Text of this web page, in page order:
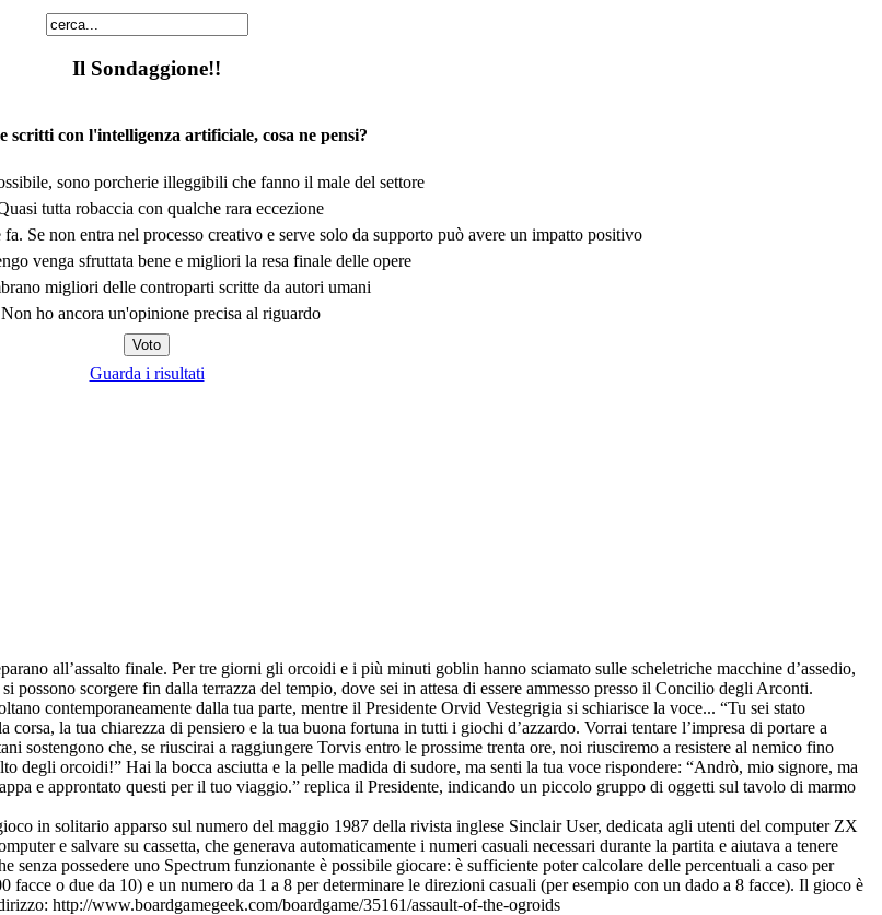
Il Sondaggione!!
scritti con l'intelligenza artificiale, cosa ne pensi?
sono porcherie illeggibili che fanno il male del settore
tutta robaccia con qualche rara eccezione
Se non entra nel processo creativo e serve solo da supporto può avere un impatto positivo
venga sfruttata bene e migliori la resa finale delle opere
migliori delle controparti scritte da autori umani
Non ho ancora un'opinione precisa al riguardo
Guarda i risultati
all’assalto finale. Per tre giorni gli orcoidi e i più minuti goblin hanno sciamato sulle scheletriche macchine d’assedio,
scorgere fin dalla terrazza del tempio, dove sei in attesa di essere ammesso presso il Concilio degli Arconti.
contemporaneamente dalla tua parte, mentre il Presidente Orvid Vestegrigia si schiarisce la voce... “Tu sei stato
la tua chiarezza di pensiero e la tua buona fortuna in tutti i giochi d’azzardo. Vorrai tentare l’impresa di portare a
sostengono che, se riuscirai a raggiungere Torvis entro le prossime trenta ore, noi riusciremo a resistere al nemico fino
degli orcoidi!” Hai la bocca asciutta e la pelle madida di sudore, ma senti la tua voce rispondere: “Andrò, mio signore, ma
e approntato questi per il tuo viaggio.” replica il Presidente, indicando un piccolo gruppo di oggetti sul tavolo di marmo
in solitario apparso sul numero del maggio 1987 della rivista inglese Sinclair User, dedicata agli utenti del computer ZX
e salvare su cassetta, che generava automaticamente i numeri casuali necessari durante la partita e aiutava a tenere
senza possedere uno Spectrum funzionante è possibile giocare: è sufficiente poter calcolare delle percentuali a caso per
o due da 10) e un numero da 1 a 8 per determinare le direzioni casuali (per esempio con un dado a 8 facce). Il gioco è
http://www.boardgamegeek.com/boardgame/35161/assault-of-the-ogroids